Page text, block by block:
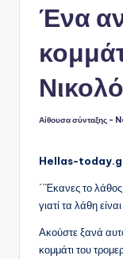
Ένα
Συγγραφέας:
Αίθουσα σύνταξης -
Hellas-
΄΄Έκανες το
γιατί τα λάθη
Ακούστε ξανά
κομμάτι του